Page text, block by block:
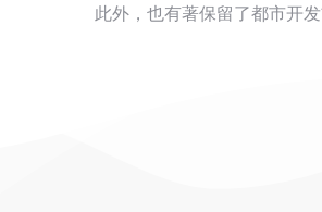
此外，也有著保留了都市开